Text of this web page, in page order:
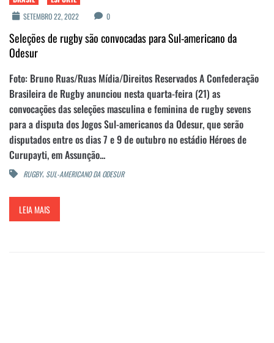
SETEMBRO 22, 2022
0
Seleções de rugby são convocadas para Sul-americano da
Odesur
Foto: Bruno Ruas/Ruas Mídia/Direitos Reservados A Confederação
Brasileira de Rugby anunciou nesta quarta-feira (21) as
convocações das seleções masculina e feminina de rugby sevens
para a disputa dos Jogos Sul-americanos da Odesur, que serão
disputados entre os dias 7 e 9 de outubro no estádio Héroes de
Curupayti, em Assunção...
RUGBY, SUL-AMERICANO DA ODESUR
LEIA MAIS